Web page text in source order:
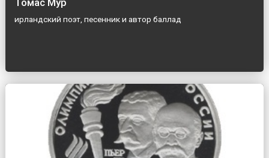
Томас Мур
ирландский поэт, песенник и автор баллад